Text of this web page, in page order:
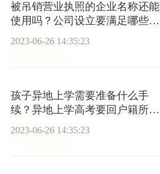
被吊销营业执照的企业名称还能
使用吗？公司设立要满足哪些基
本条件呢？ 今日播报
2023-06-26 14:35:23
孩子异地上学需要准备什么手
续？异地上学高考要回户籍所在
地考吗？_天天时快讯
2023-06-26 14:35:23